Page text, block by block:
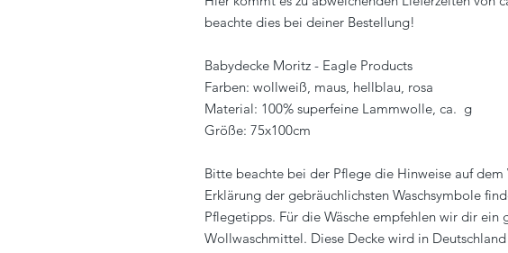
beachte dies bei deiner Bestellung!
Babydecke Moritz - Eagle Products
Farben: wollweiß, maus, hellblau, rosa
Material: 100% superfeine Lammwolle, ca. g
Größe: 75x100cm
Bitte beachte bei der Pflege die Hinweise auf dem
Erklärung der gebräuchlichsten Waschsymbole
Pflegetipps. Für die Wäsche empfehlen wir dir ein
Wollwaschmittel. Diese Decke wird in